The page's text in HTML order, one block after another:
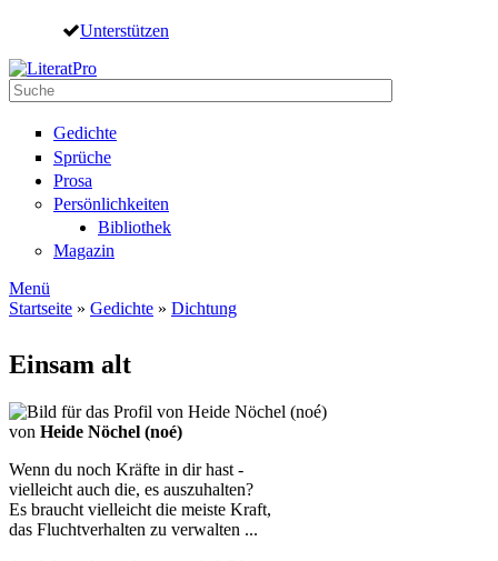
Direkt zum Inhalt
Unterstützen
Suche
Gedichte
Sprüche
Prosa
Persönlichkeiten
Bibliothek
Magazin
Menü
Startseite » Gedichte » Dichtung
Einsam alt
von Heide Nöchel (noé)
Wenn du noch Kräfte in dir hast -
vielleicht auch die, es auszuhalten?
Es braucht vielleicht die meiste Kraft,
das Fluchtverhalten zu verwalten ...